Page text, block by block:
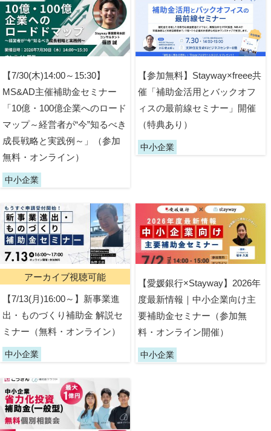
【7/30(木)14:00～15:30】
MS&AD主催補助金セミナー
「10億・100億企業へのロード
マップ～経営者が“今”知るべき
成長戦略と実践例～」（参加
無料・オンライン）
中小企業
【参加無料】Stayway×freee共
催「補助金活用とバックオフ
ィスの最前線セミナー」開催
（特典あり）
中小企業
アーカイブ視聴可能
【7/13(月)16:00～】新事業進
出・ものづくり補助金 解説セ
ミナー（無料・オンライン）
中小企業
【愛媛銀行×Stayway】2026年
度最新情報｜中小企業向け主
要補助金セミナー（参加無
料・オンライン開催）
中小企業